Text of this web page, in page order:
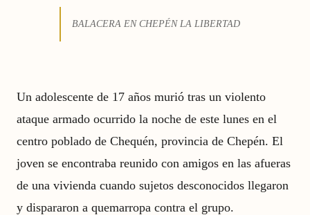
BALACERA EN CHEPÉN LA LIBERTAD
Un adolescente de 17 años murió tras un violento
ataque armado ocurrido la noche de este lunes en el
centro poblado de Chequén, provincia de Chepén. El
joven se encontraba reunido con amigos en las afueras
de una vivienda cuando sujetos desconocidos llegaron
y dispararon a quemarropa contra el grupo.